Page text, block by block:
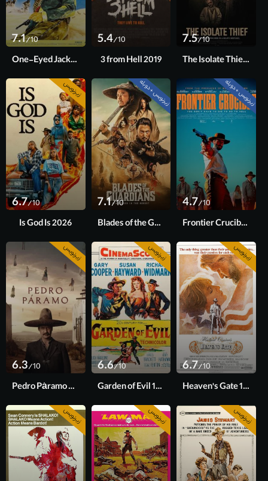
7.5/10
The Isolate Thief 2026
5.4/10
3 from Hell 2019
7.1/10
One-Eyed Jacks 1961
زیرنویس + دوبله
4.7/10
Frontier Crucible 2025
زیرنویس + دوبله
7.1/10
Blades of the Guardians 2026
زیرنویس
6.7/10
Is God Is 2026
زیرنویس
6.7/10
Heaven's Gate 1980
زیرنویس
6.6/10
Garden of Evil 1954
زیرنویس
6.3/10
Pedro Páramo 2024
زیرنویس زیرنویس زیرنویس